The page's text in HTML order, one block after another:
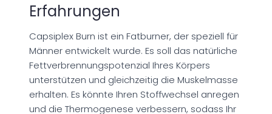
Erfahrungen
Capsiplex Burn ist ein Fatburner, der speziell für
Männer entwickelt wurde. Es soll das natürliche
Fettverbrennungspotenzial Ihres Körpers
unterstützen und gleichzeitig die Muskelmasse
erhalten. Es könnte Ihren Stoffwechsel anregen
und die Thermogenese verbessern, sodass Ihr